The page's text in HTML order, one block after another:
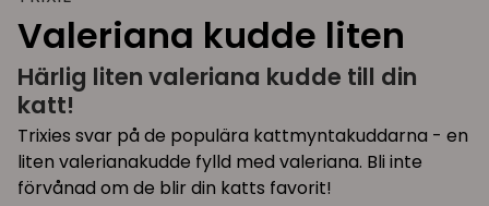
Valeriana kudde liten
Härlig liten valeriana kudde till din
katt!
Trixies svar på de populära kattmyntakuddarna - en
liten valerianakudde fylld med valeriana. Bli inte
förvånad om de blir din katts favorit!